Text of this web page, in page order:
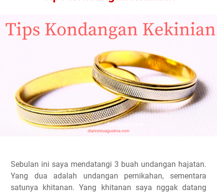
Sebulan ini saya mendatangi 3 buah undangan hajatan.
Yang dua adalah undangan pernikahan, sementara
satunya khitanan. Yang khitanan saya nggak datang